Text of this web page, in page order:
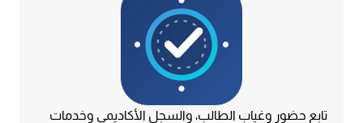
تابع حضور وغياب الطالب، والسجل الأكاديمي وخدمات